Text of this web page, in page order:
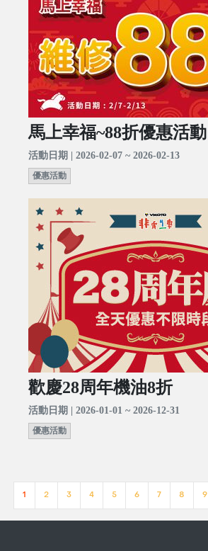
馬上幸福~88折優惠活動
活動日期 | 2026-02-07 ~ 2026-02-13
優惠活動
歡慶28周年機油8折
活動日期 | 2026-01-01 ~ 2026-12-31
優惠活動
1 2 3 4 5 6 7 8 9